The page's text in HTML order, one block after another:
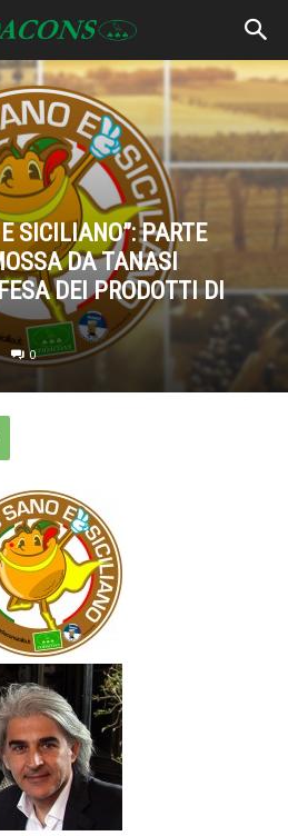
SICILIANO”: PARTE
DA TANASI
DEI PRODOTTI DI
0